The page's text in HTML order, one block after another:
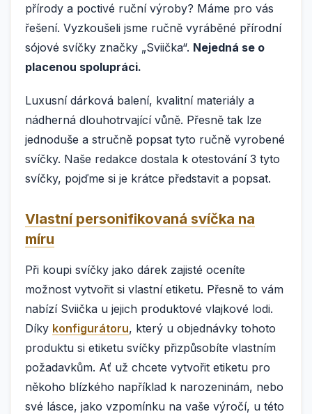
přírody a poctivé ruční výroby? Máme pro vás
řešení. Vyzkoušeli jsme ručně vyráběné přírodní
sójové svíčky značky „Sviička“. Nejedná se o
placenou spolupráci.
Luxusní dárková balení, kvalitní materiály a
nádherná dlouhotrvající vůně. Přesně tak lze
jednoduše a stručně popsat tyto ručně vyrobené
svíčky. Naše redakce dostala k otestování 3 tyto
svíčky, pojďme si je krátce představit a popsat.
Vlastní personifikovaná svíčka na
míru
Při koupi svíčky jako dárek zajisté oceníte
možnost vytvořit si vlastní etiketu. Přesně to vám
nabízí Sviička u jejich produktové vlajkové lodi.
Díky konfigurátoru, který u objednávky tohoto
produktu si etiketu svíčky přizpůsobíte vlastním
požadavkům. Ať už chcete vytvořit etiketu pro
někoho blízkého například k narozeninám, nebo
své lásce, jako vzpomínku na vaše výročí, u této